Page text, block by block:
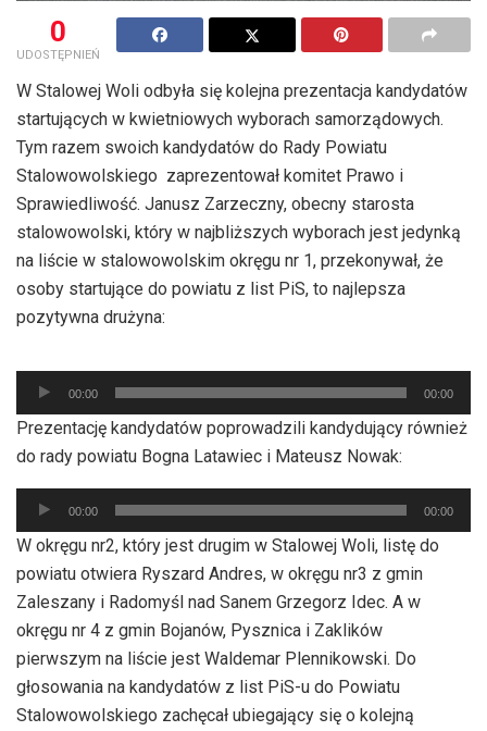
0
UDOSTĘPNIEŃ
W Stalowej Woli odbyła się kolejna prezentacja kandydatów
startujących w kwietniowych wyborach samorządowych.
Tym razem swoich kandydatów do Rady Powiatu
Stalowowolskiego zaprezentował komitet Prawo i
Sprawiedliwość. Janusz Zarzeczny, obecny starosta
stalowowolski, który w najbliższych wyborach jest jedynką
na liście w stalowowolskim okręgu nr 1, przekonywał, że
osoby startujące do powiatu z list PiS, to najlepsza
pozytywna drużyna:
plików
dźwiękowych
00:00 00:00
Prezentację kandydatów poprowadzili kandydujący również
do rady powiatu Bogna Latawiec i Mateusz Nowak:
Odtwarzacz
plików
dźwiękowych
00:00 00:00
W okręgu nr2, który jest drugim w Stalowej Woli, listę do
powiatu otwiera Ryszard Andres, w okręgu nr3 z gmin
Zaleszany i Radomyśl nad Sanem Grzegorz Idec. A w
okręgu nr 4 z gmin Bojanów, Pysznica i Zaklików
pierwszym na liście jest Waldemar Plennikowski. Do
głosowania na kandydatów z list PiS-u do Powiatu
Stalowowolskiego zachęcał ubiegający się o kolejną